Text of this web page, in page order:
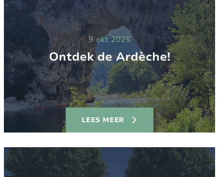
9 okt 2025
Ontdek de Ardèche!
LEES MEER